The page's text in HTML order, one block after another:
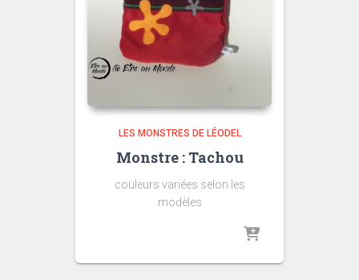
LES MONSTRES DE LÉODEL
Monstre : Tachou
couleurs variées selon les
modèles